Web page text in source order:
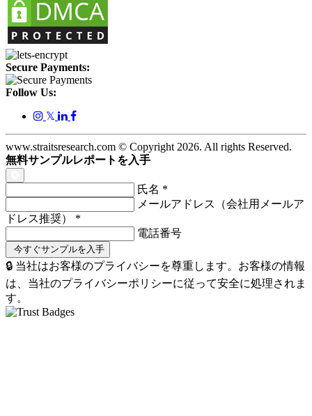
Secure Payments:
Follow Us:
𝕏
www.straitsresearch.com © Copyright 2026. All rights Reserved.
無料サンプルレポートを入手
氏名 *
メールアドレス（会社用メールア
ドレス推奨） *
電話番号
🔒 当社はお客様のプライバシーを尊重します。お客様の情報
は、当社のプライバシーポリシーに従って安全に処理されま
す。